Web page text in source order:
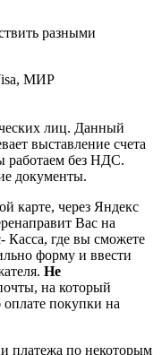
разными
МИР
лиц. Данный
выставление счета
работаем без НДС.
документы.
карте, через Яндекс
Вас на
Касса, где вы сможете
форму и ввести
Не
на который
покупки на
платежа по некоторым